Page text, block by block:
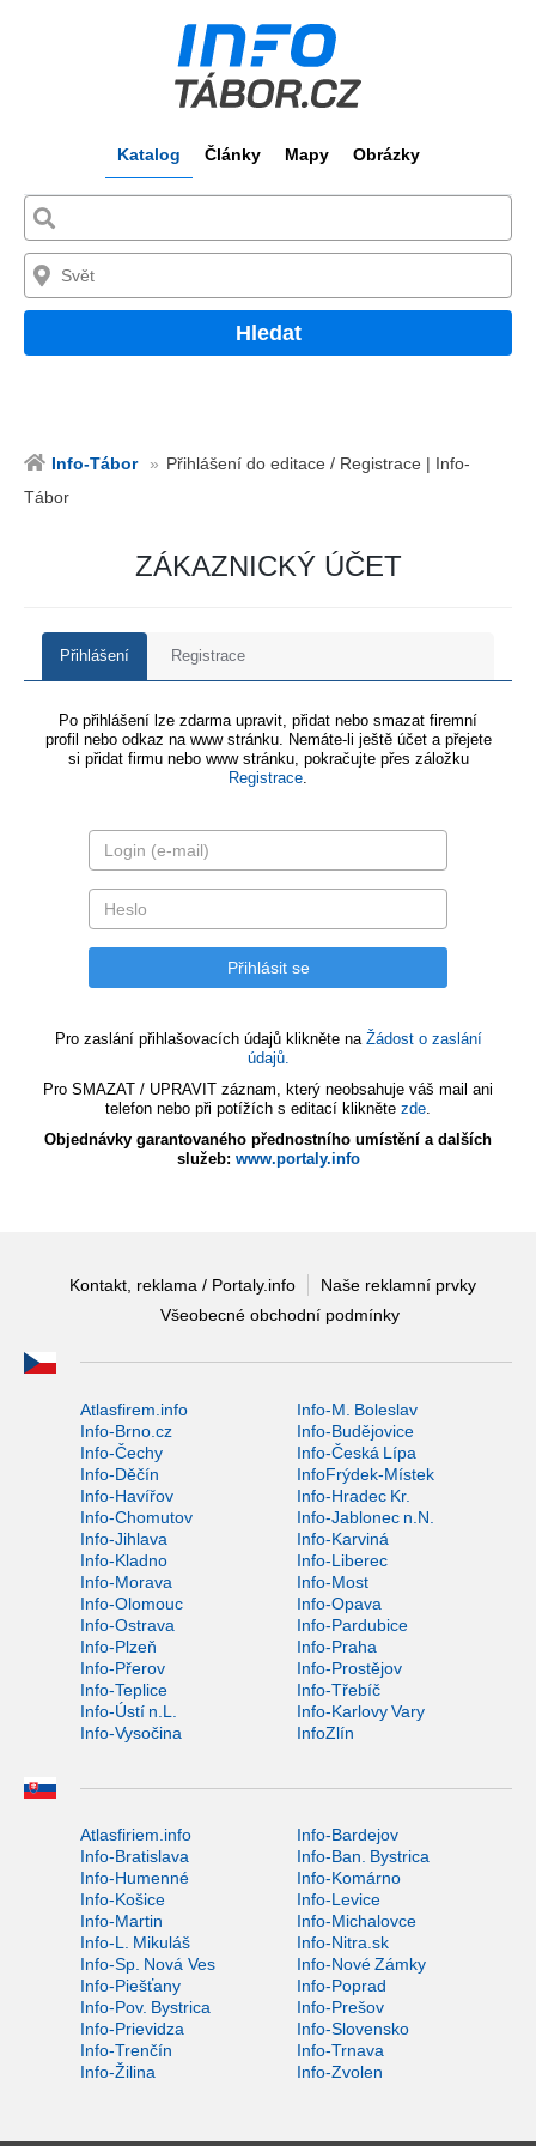
Katalog Články Mapy Obrázky
Hledat
Info-Tábor
Přihlášení do editace / Registrace | Info-
Tábor
ZÁKAZNICKÝ ÚČET
Přihlášení Registrace
Po přihlášení lze zdarma upravit, přidat nebo smazat firemní
profil nebo odkaz na www stránku. Nemáte-li ještě účet a přejete
si přidat firmu nebo www stránku, pokračujte přes záložku
Registrace.
Pro zaslání přihlašovacích údajů klikněte na Žádost o zaslání
údajů.
Pro SMAZAT / UPRAVIT záznam, který neobsahuje váš mail ani
telefon nebo při potížích s editací klikněte zde.
Objednávky garantovaného přednostního umístění a dalších
služeb: www.portaly.info
Kontakt, reklama / Portaly.info
Naše reklamní prvky
Všeobecné obchodní podmínky
Atlasfirem.info
Info-M. Boleslav
Info-Brno.cz
Info-Budějovice
Info-Čechy
Info-Česká Lípa
Info-Děčín
InfoFrýdek-Místek
Info-Havířov
Info-Hradec Kr.
Info-Chomutov
Info-Jablonec n.N.
Info-Jihlava
Info-Karviná
Info-Kladno
Info-Liberec
Info-Morava
Info-Most
Info-Olomouc
Info-Opava
Info-Ostrava
Info-Pardubice
Info-Plzeň
Info-Praha
Info-Přerov
Info-Prostějov
Info-Teplice
Info-Třebíč
Info-Ústí n.L.
Info-Karlovy Vary
Info-Vysočina
InfoZlín
Atlasfiriem.info
Info-Bardejov
Info-Bratislava
Info-Ban. Bystrica
Info-Humenné
Info-Komárno
Info-Košice
Info-Levice
Info-Martin
Info-Michalovce
Info-L. Mikuláš
Info-Nitra.sk
Info-Sp. Nová Ves
Info-Nové Zámky
Info-Piešťany
Info-Poprad
Info-Pov. Bystrica
Info-Prešov
Info-Prievidza
Info-Slovensko
Info-Trenčín
Info-Trnava
Info-Žilina
Info-Zvolen